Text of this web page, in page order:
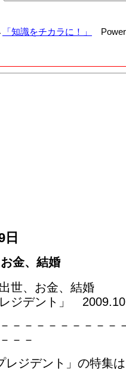
「知識をチカラに！」
日
金、結婚
、お金、結婚
デント」
－－－－－－－－－
－－
レジデント」の特集